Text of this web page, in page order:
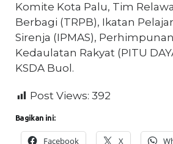
Komite Kota Palu, Tim
Berbagi (TRPB), Ikatan
Sirenja (IPMAS),
Kedaulatan Rakyat (PITU
KSDA Buol.
Post Views: 392
Bagikan ini:
Facebook X